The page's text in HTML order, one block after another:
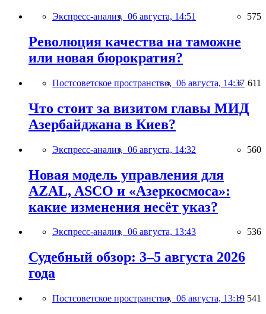
Экспресс-анализ, 06 августа, 14:51 575
Революция качества на таможне
или новая бюрократия?
Постсоветское пространство, 06 августа, 14:37 611
Что стоит за визитом главы МИД
Азербайджана в Киев?
Экспресс-анализ, 06 августа, 14:32 560
Новая модель управления для
AZAL, ASCO и «Азеркосмоса»:
какие изменения несёт указ?
Экспресс-анализ, 06 августа, 13:43 536
Судебный обзор: 3–5 августа 2026
года
Постсоветское пространство, 06 августа, 13:19 541